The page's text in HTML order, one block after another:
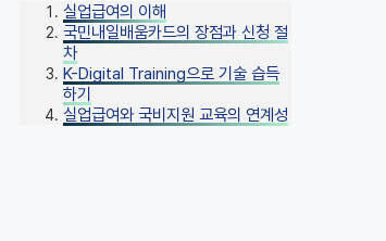
실업급여의 이해
국민내일배움카드의 장점과 신청 절
차
K-Digital Training으로 기술 습득
하기
실업급여와 국비지원 교육의 연계성